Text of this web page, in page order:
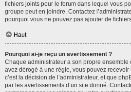
fichiers joints pour le forum dans lequel vous
groupe peut en joindre. Contactez
pourquoi vous ne pouvez pas ajouter de
Haut
Pourquoi ai-je reçu un avertissement ?
Chaque administrateur a son propre ensemble
avez dérogé à une règle, vous pouvez
c’est la décision de l’administrateur, et que
par les avertissements d’un site donné.